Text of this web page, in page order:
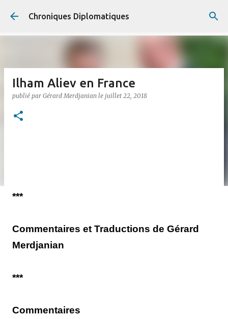
Accéder au contenu principal
Chroniques Diplomatiques
Ilham Aliev en France
publié par Gérard Merdjanian le juillet 22, 2018
***
Commentaires et Traductions de Gérard
Merdjanian
***
Commentaires